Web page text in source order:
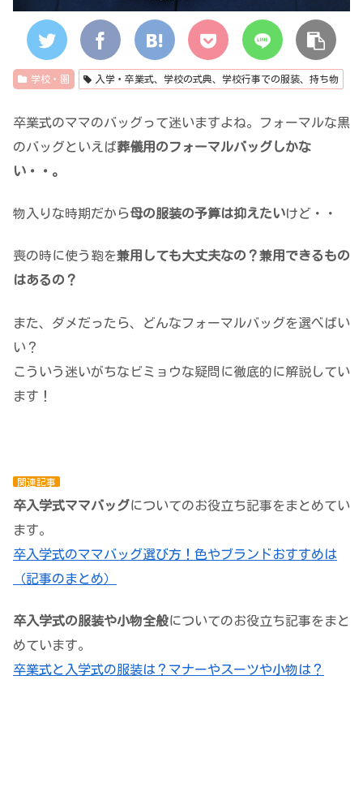
学校・園 入学・卒業式、学校の式典、学校行事での服装、持ち物
卒業式のママのバッグって迷いますよね。フォーマルな黒
のバッグといえば葬儀用のフォーマルバッグしかな
い・・。
物入りな時期だから母の服装の予算は抑えたいけど・・
喪の時に使う鞄を兼用しても大丈夫なの？兼用できるもの
はあるの？
また、ダメだったら、どんなフォーマルバッグを選べばい
い？
こういう迷いがちなビミョウな疑問に徹底的に解説してい
ます！
関連記事
卒入学式ママバッグについてのお役立ち記事をまとめてい
ます。
卒入学式のママバッグ選び方！色やブランドおすすめは
（記事のまとめ）
卒入学式の服装や小物全般についてのお役立ち記事をまと
めています。
卒業式と入学式の服装は？マナーやスーツや小物は？